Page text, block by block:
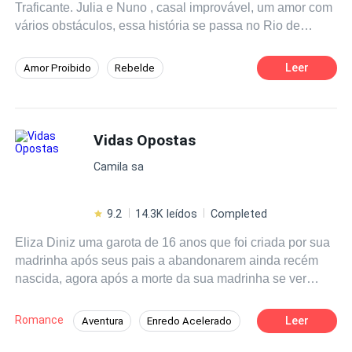
Traficante. Julia e Nuno , casal improvável, um amor com
vários obstáculos, essa história se passa no Rio de
Amor Proibido Rebelde
Aventura De Inimigos a Amantes
Leer
Vidas Opostas
Camila sa
9.2 14.3K leídos Completed
Eliza Diniz uma garota de 16 anos que foi criada por sua
madrinha após seus pais a abandonarem ainda recém
nascida, agora após a morte da sua madrinha se ver
que tinha. Indo morar na favela da Rocinha uma das
maiores do Rio de janeiro sua vida dá uma volta de 360°
Romance Aventura Enredo Acelerado Leer